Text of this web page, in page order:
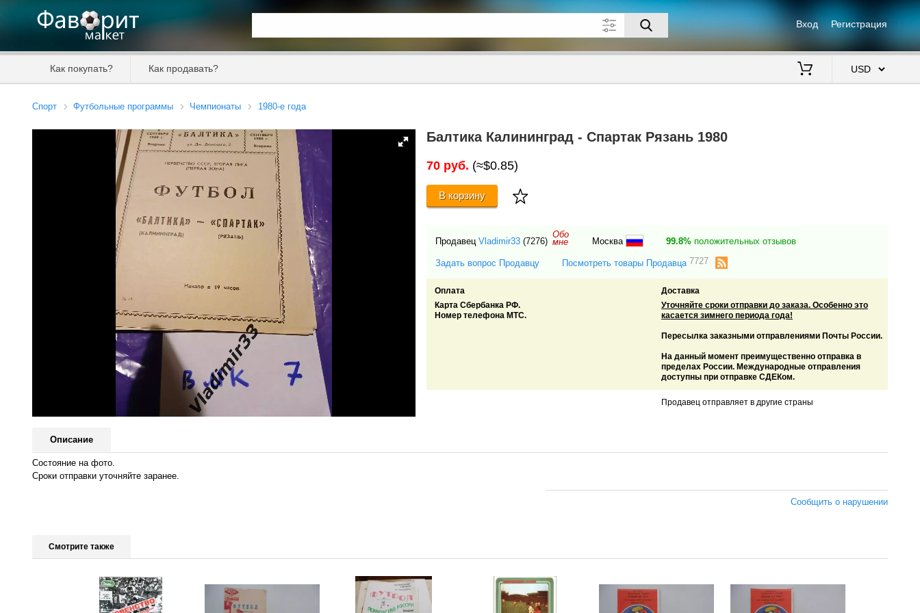
Вход Регистрация
Как покупать? Как продавать?
Спорт Футбольные программы Чемпионаты 1980-е года
Балтика Калининград - Спартак Рязань 1980
70 руб. (≈$0.85)
В корзину
Продавец Vladimir33 (7276)
Обо
мне Москва 99.8%положительных отзывов
Задать вопрос Продавцу Посмотреть товары Продавца 7727
Оплата
Карта Сбербанка РФ.
Номер телефона МТС.
Доставка
Уточняйте сроки отправки до заказа. Особенно это
касается зимнего периода года!
Пересылка заказными отправлениями Почты России.
На данный момент преимущественно отправка в
пределах России. Международные отправления
доступны при отправке СДЕКом.
Продавец отправляет в другие страны
Описание
Состояние на фото.
Сроки отправки уточняйте заранее.
Сообщить о нарушении
Смотрите также